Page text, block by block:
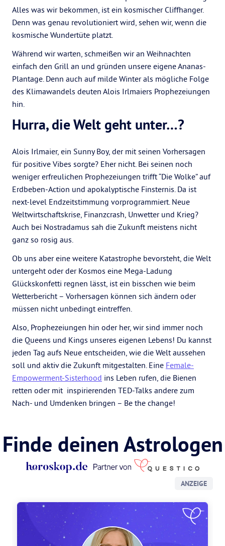
Alles was wir bekommen, ist ein kosmischer Cliffhanger.
Denn was genau revolutioniert wird, sehen wir, wenn die
kosmische Wundertüte platzt.
Während wir warten, schmeißen wir an Weihnachten
einfach den Grill an und gründen unsere eigene Ananas-
Plantage. Denn auch auf milde Winter als mögliche Folge
des Klimawandels deuten Alois Irlmaiers Prophezeiungen
hin.
Hurra, die Welt geht unter…?
Alois Irlmaier, ein Sunny Boy, der mit seinen Vorhersagen
für positive Vibes sorgte? Eher nicht. Bei seinen noch
weniger erfreulichen Prophezeiungen trifft “Die Wolke” auf
Erdbeben-Action und apokalyptische Finsternis. Da ist
next-level Endzeitstimmung vorprogrammiert. Neue
Weltwirtschaftskrise, Finanzcrash, Unwetter und Krieg?
Auch bei Nostradamus sah die Zukunft meistens nicht
ganz so rosig aus.
Ob uns aber eine weitere Katastrophe bevorsteht, die Welt
untergeht oder der Kosmos eine Mega-Ladung
Glückskonfetti regnen lässt, ist ein bisschen wie beim
Wetterbericht – Vorhersagen können sich ändern oder
müssen nicht unbedingt eintreffen.
Also, Prophezeiungen hin oder her, wir sind immer noch
die Queens und Kings unseres eigenen Lebens! Du kannst
jeden Tag aufs Neue entscheiden, wie die Welt aussehen
soll und aktiv die Zukunft mitgestalten. Eine Female-
Empowerment-Sisterhood ins Leben rufen, die Bienen
retten oder mit inspirierenden TED-Talks andere zum
Nach- und Umdenken bringen – Be the change!
Finde deinen Astrologen
ANZEIGE